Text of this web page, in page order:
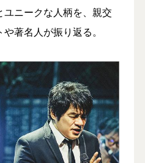
ニークな人柄を、親交
著名人が振り返る。